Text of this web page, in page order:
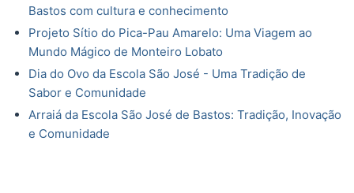
Bastos com cultura e conhecimento
Projeto Sítio do Pica-Pau Amarelo: Uma Viagem ao
Mundo Mágico de Monteiro Lobato
Dia do Ovo da Escola São José - Uma Tradição de
Sabor e Comunidade
Arraiá da Escola São José de Bastos: Tradição, Inovação
e Comunidade